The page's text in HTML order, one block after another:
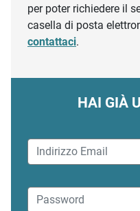
per poter richiedere il
casella di posta
contattaci.
HAI GIÀ